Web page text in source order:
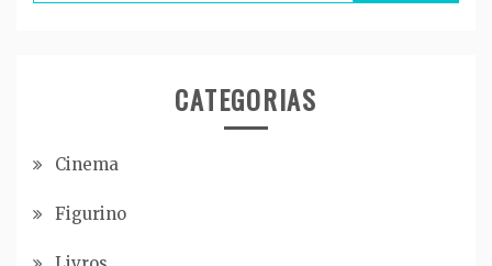
CATEGORIAS
Cinema
Figurino